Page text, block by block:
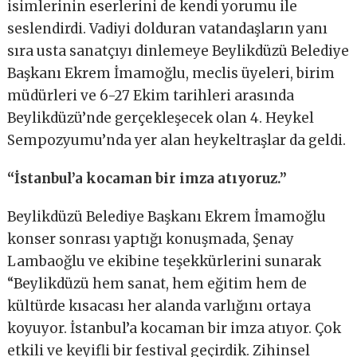
isimlerinin eserlerini de kendi yorumu ile
seslendirdi. Vadiyi dolduran vatandaşların yanı
sıra usta sanatçıyı dinlemeye Beylikdüzü Belediye
Başkanı Ekrem İmamoğlu, meclis üyeleri, birim
müdürleri ve 6-27 Ekim tarihleri arasında
Beylikdüzü’nde gerçekleşecek olan 4. Heykel
Sempozyumu’nda yer alan heykeltraşlar da geldi.
“İstanbul’a kocaman bir imza atıyoruz.”
Beylikdüzü Belediye Başkanı Ekrem İmamoğlu
konser sonrası yaptığı konuşmada, Şenay
Lambaoğlu ve ekibine teşekkürlerini sunarak
“Beylikdüzü hem sanat, hem eğitim hem de
kültürde kısacası her alanda varlığını ortaya
koyuyor. İstanbul’a kocaman bir imza atıyor. Çok
etkili ve keyifli bir festival geçirdik. Zihinsel